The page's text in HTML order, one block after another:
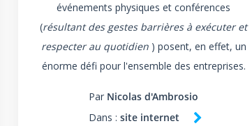
événements physiques et conférences
(résultant des gestes barrières à exécuter et
respecter au quotidien) posent, en effet, un
énorme défi pour l'ensemble des entreprises.
Par Nicolas d'Ambrosio
Dans :site internet